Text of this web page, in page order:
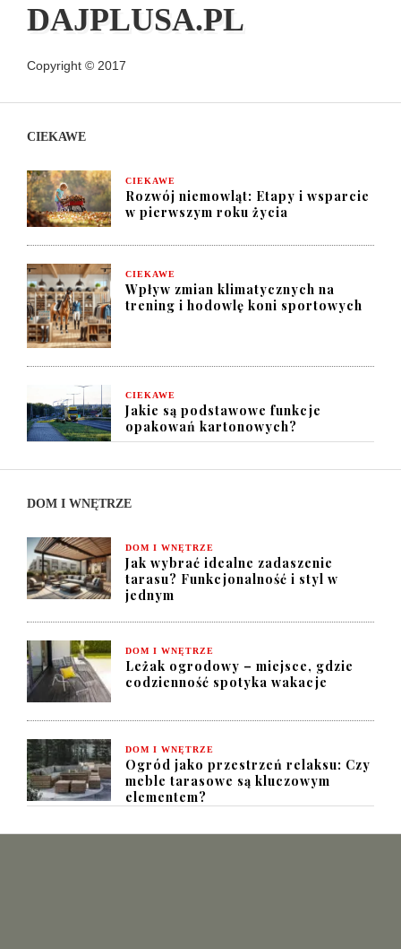
DAJPLUSA.PL
Copyright © 2017
CIEKAWE
CIEKAWE
Rozwój niemowląt: Etapy i wsparcie
w pierwszym roku życia
CIEKAWE
Wpływ zmian klimatycznych na
trening i hodowlę koni sportowych
CIEKAWE
Jakie są podstawowe funkcje
opakowań kartonowych?
DOM I WNĘTRZE
DOM I WNĘTRZE
Jak wybrać idealne zadaszenie
tarasu? Funkcjonalność i styl w
jednym
DOM I WNĘTRZE
Leżak ogrodowy – miejsce, gdzie
codzienność spotyka wakacje
DOM I WNĘTRZE
Ogród jako przestrzeń relaksu: Czy
meble tarasowe są kluczowym
elementem?